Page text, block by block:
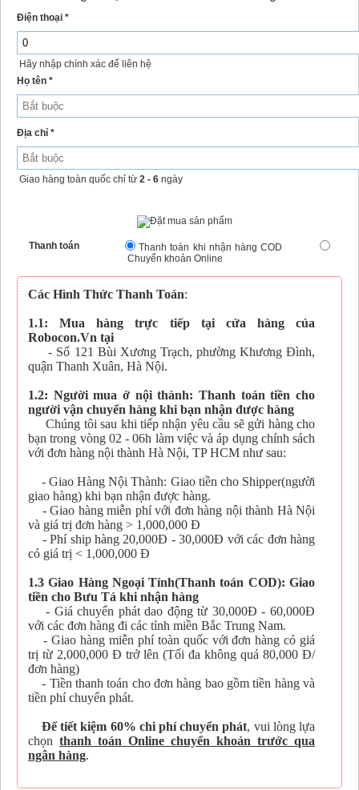
Điện thoại *
Hãy nhập chính xác để liên hệ
Họ tên *
Địa chỉ *
Giao hàng toàn quốc chỉ từ 2 - 6 ngày
Thanh toán
Thanh toán khi nhận hàng COD
Chuyển khoản Online
Các Hình Thức Thanh Toán:
1.1: Mua hàng trực tiếp tại cửa hàng của
Robocon.Vn tại
- Số 121 Bùi Xương Trạch, phường Khương Đình,
quận Thanh Xuân, Hà Nội.
1.2: Người mua ở nội thành: Thanh toán tiền cho
người vận chuyển hàng khi bạn nhận được hàng
Chúng tôi sau khi tiếp nhận yêu cầu sẽ gửi hàng cho
bạn trong vòng 02 - 06h làm việc và áp dụng chính sách
với đơn hàng nội thành Hà Nội, TP HCM như sau:
- Giao Hàng Nội Thành: Giao tiền cho Shipper(người
giao hàng) khi bạn nhận được hàng.
- Giao hàng miễn phí với đơn hàng nội thành Hà Nội
và giá trị đơn hàng > 1,000,000 Đ
- Phí ship hàng 20,000Đ - 30,000Đ với các đơn hàng
có giá trị < 1,000,000 Đ
1.3 Giao Hàng Ngoại Tỉnh(Thanh toán COD): Giao
tiền cho Bưu Tá khi nhận hàng
- Giá chuyển phát dao động từ 30,000Đ - 60,000Đ
với các đơn hàng đi các tỉnh miền Bắc Trung Nam.
- Giao hàng miễn phí toàn quốc với đơn hàng có giá
trị từ 2,000,000 Đ trở lên (Tối đa không quá 80,000 Đ/
đơn hàng)
- Tiền thanh toán cho đơn hàng bao gồm tiền hàng và
tiền phí chuyển phát.
Để tiết kiệm 60% chi phí chuyển phát, vui lòng lựa
chọn thanh toán Online chuyển khoản trước qua
ngân hàng.